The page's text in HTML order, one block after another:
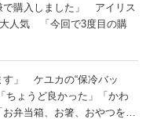
で購入しました」 アイリス
大人気 「今回で3度目の購
す」 ケユカの“保冷バッ
ちょうど良かった」「かわ
弁当箱、お箸、おやつを入